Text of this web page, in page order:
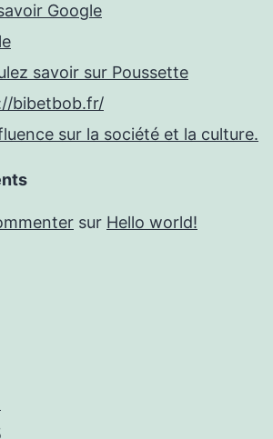
Google
savoir sur Poussette
bibetbob.fr/
sur la société et la culture.
sur Hello world!